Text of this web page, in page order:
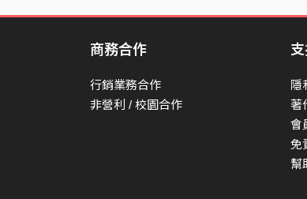
商務合作
行銷業務合作
非營利 / 校園合作
隱
著
會
免
幫